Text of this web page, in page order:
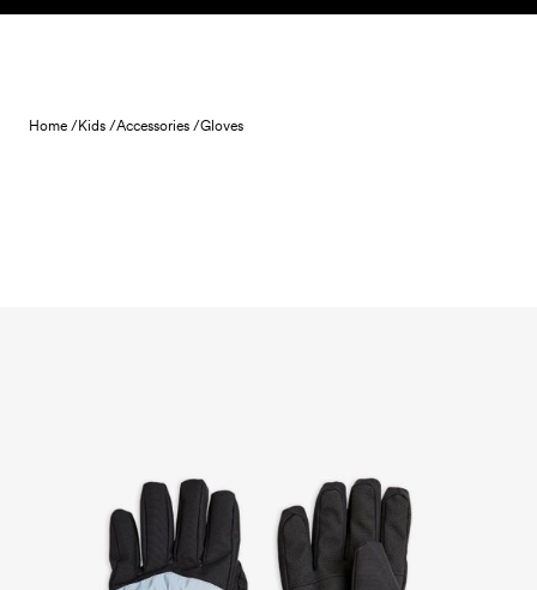
Skip to content
Home /Kids /Accessories /Gloves